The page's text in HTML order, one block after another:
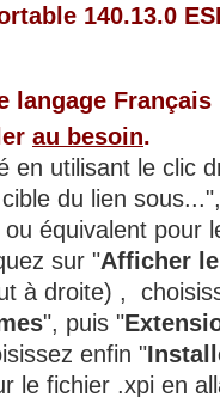
140.13.0
langage Français
au besoin.
en utilisant le clic
du lien
équivalent pour
sur "Afficher
à droite) ,
", puis "
enfin "
le fichier .xpi en